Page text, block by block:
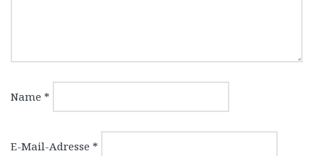
Name *
E-Mail-Adresse *